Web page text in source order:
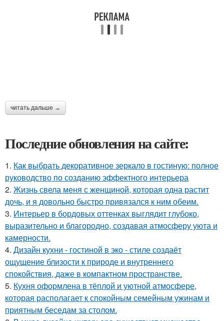
читать дальше →
Последние обновления на сайте:
1. Как выбрать декоративное зеркало в гостиную: полное
руководство по созданию эффектного интерьера
2. Жизнь свела меня с женщиной, которая одна растит
дочь, и я довольно быстро привязался к ним обеим.
3. Интерьер в бордовых оттенках выглядит глубоко,
выразительно и благородно, создавая атмосферу уюта и
камерности.
4. Дизайн кухни - гостиной в эко - стиле создаёт
ощущение близости к природе и внутреннего
спокойствия, даже в компактном пространстве.
5. Кухня оформлена в тёплой и уютной атмосфере,
которая располагает к спокойным семейным ужинам и
приятным беседам за столом.